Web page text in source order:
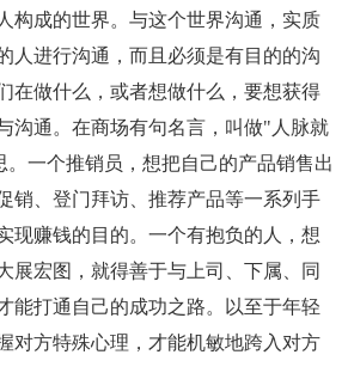
构成的世界。与这个世界沟通，实质
人进行沟通，而且必须是有目的的沟
在做什么，或者想做什么，要想获得
沟通。在商场有句名言，叫做"人脉就
。一个推销员，想把自己的产品销售出
销、登门拜访、推荐产品等一系列手
现赚钱的目的。一个有抱负的人，想
展宏图，就得善于与上司、下属、同
能打通自己的成功之路。以至于年轻
对方特殊心理，才能机敏地跨入对方